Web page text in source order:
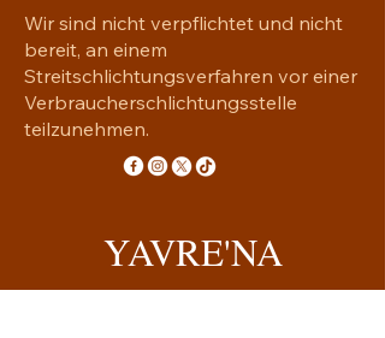
Wir sind nicht verpflichtet und nicht
bereit, an einem
Streitschlichtungsverfahren vor einer
Verbraucherschlichtungsstelle
teilzunehmen.
YAVRE'NA